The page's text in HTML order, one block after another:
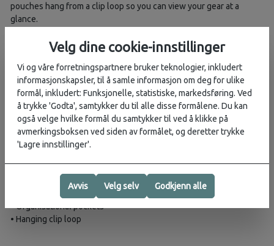
pouches hang from a clip loop so you can view your gear at a
glance.
0.1 kg
Dimensions (CM):14H 22.5W 8D
bluesign® approved 100% recycled 40D high-tenacity
Volume:2L
Features
• Removable see-through pouch
• Organisational pockets
• Hanging clip loop
Velg dine cookie-innstillinger
Vi og våre forretningspartnere bruker teknologier, inkludert
informasjonskapsler, til å samle informasjon om deg for ulike
formål, inkludert: Funksjonelle, statistiske, markedsføring. Ved
å trykke 'Godta', samtykker du til alle disse formålene. Du kan
også velge hvilke formål du samtykker til ved å klikke på
avmerkingsboksen ved siden av formålet, og deretter trykke
'Lagre innstillinger'.
Avvis Velg selv Godkjenn alle